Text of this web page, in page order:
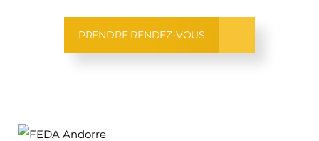
PRENDRE RENDEZ-VOUS